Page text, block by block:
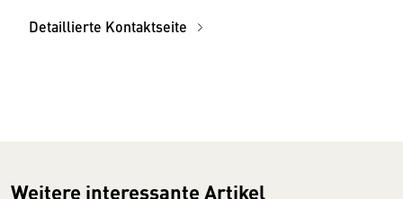
Detaillierte Kontaktseite
Weitere interessante Artikel